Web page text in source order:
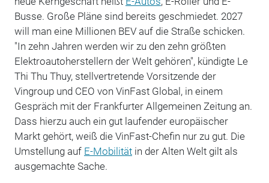
Busse. Große Pläne sind bereits geschmiedet. 2027
will man eine Millionen BEV auf die Straße schicken.
"In zehn Jahren werden wir zu den zehn größten
Elektroautoherstellern der Welt gehören", kündigte Le
Thi Thu Thuy, stellvertretende Vorsitzende der
Vingroup und CEO von VinFast Global, in einem
Gespräch mit der Frankfurter Allgemeinen Zeitung an.
Dass hierzu auch ein gut laufender europäischer
Markt gehört, weiß die VinFast-Chefin nur zu gut. Die
Umstellung auf E-Mobilitätin der Alten Welt gilt als
ausgemachte Sache.